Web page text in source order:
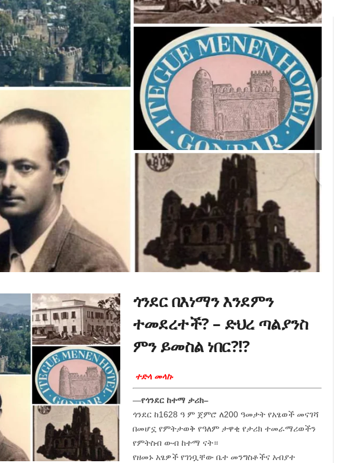
ጎንደር በእነማን እንደምን
ተመደረተች? – ድህረ ጣልያንስ
ምን ይመስል ነበር?!?
ተድላ መላኩ
—የጎንደር ከተማ ታሪክ–
ጎንደር ከ1628 ዓ ም ጀምሮ ለ200 ዓመታት የአፄወች መናገሻ
በመሆኗ የምትታወቅ የዓለም ታዋቂ የታሪክ ተመራማሪወችን
የምትስብ ውብ ከተማ ናት።
የዘመኑ አፄዎች የገነቧቸው ቤተ መንግስቶችና አብያተ